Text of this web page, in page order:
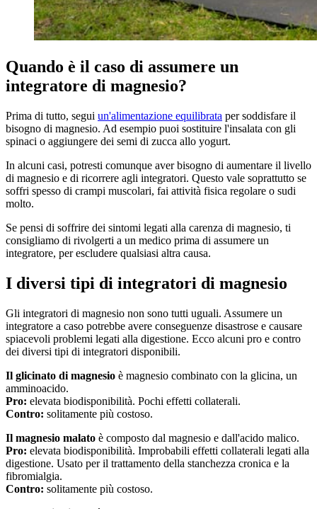
Quando è il caso di assumere un
integratore di magnesio?
Prima di tutto, segui un'alimentazione equilibrata per soddisfare il
bisogno di magnesio. Ad esempio puoi sostituire l'insalata con gli
spinaci o aggiungere dei semi di zucca allo yogurt.
In alcuni casi, potresti comunque aver bisogno di aumentare il livello
di magnesio e di ricorrere agli integratori. Questo vale soprattutto se
soffri spesso di crampi muscolari, fai attività fisica regolare o sudi
molto.
Se pensi di soffrire dei sintomi legati alla carenza di magnesio, ti
consigliamo di rivolgerti a un medico prima di assumere un
integratore, per escludere qualsiasi altra causa.
I diversi tipi di integratori di magnesio
Gli integratori di magnesio non sono tutti uguali. Assumere un
integratore a caso potrebbe avere conseguenze disastrose e causare
spiacevoli problemi legati alla digestione. Ecco alcuni pro e contro
dei diversi tipi di integratori disponibili.
Il glicinato di magnesio è magnesio combinato con la glicina, un
amminoacido.
Pro: elevata biodisponibilità. Pochi effetti collaterali.
Contro: solitamente più costoso.
Il magnesio malato è composto dal magnesio e dall'acido malico.
Pro: elevata biodisponibilità. Improbabili effetti collaterali legati alla
digestione. Usato per il trattamento della stanchezza cronica e la
fibromialgia.
Contro: solitamente più costoso.